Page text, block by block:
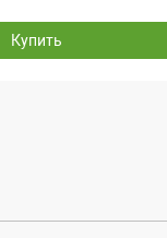
Купить